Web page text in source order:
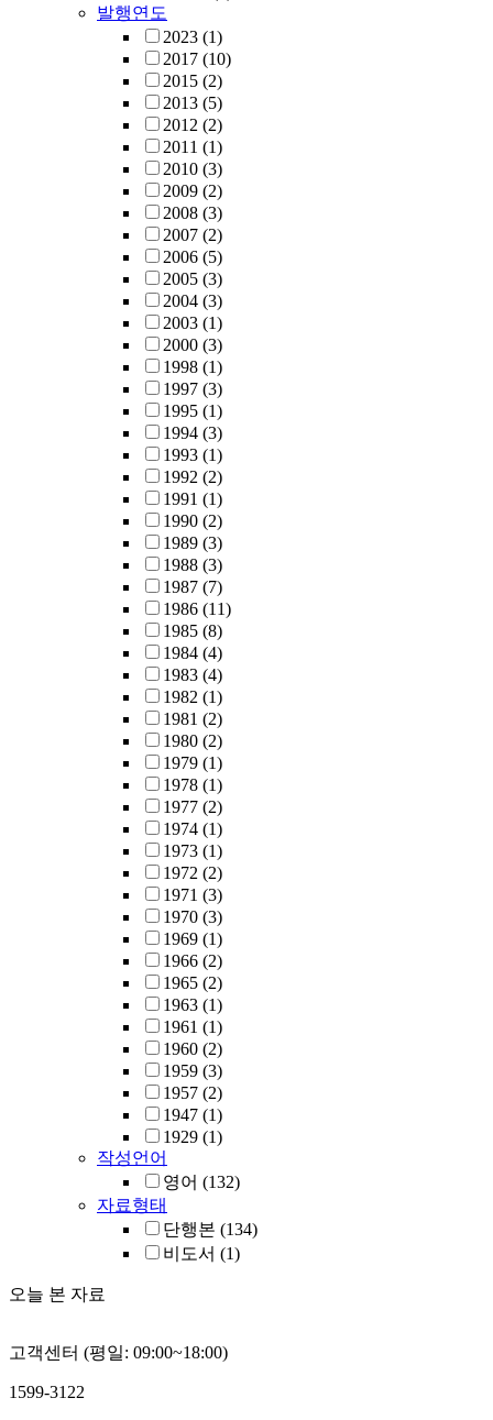
발행연도
2023 (1)
2017 (10)
2015 (2)
2013 (5)
2012 (2)
2011 (1)
2010 (3)
2009 (2)
2008 (3)
2007 (2)
2006 (5)
2005 (3)
2004 (3)
2003 (1)
2000 (3)
1998 (1)
1997 (3)
1995 (1)
1994 (3)
1993 (1)
1992 (2)
1991 (1)
1990 (2)
1989 (3)
1988 (3)
1987 (7)
1986 (11)
1985 (8)
1984 (4)
1983 (4)
1982 (1)
1981 (2)
1980 (2)
1979 (1)
1978 (1)
1977 (2)
1974 (1)
1973 (1)
1972 (2)
1971 (3)
1970 (3)
1969 (1)
1966 (2)
1965 (2)
1963 (1)
1961 (1)
1960 (2)
1959 (3)
1957 (2)
1947 (1)
1929 (1)
작성언어
영어 (132)
자료형태
단행본 (134)
비도서 (1)
오늘 본 자료
고객센터 (평일: 09:00~18:00)
1599-3122